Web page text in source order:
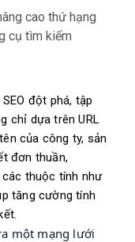
cao thứ hạng
cụ tìm kiếm
đột phá, tập
chỉ dựa trên URL
của công ty, sản
đơn thuần,
thuộc tính như
tăng cường tính
một mạng lưới